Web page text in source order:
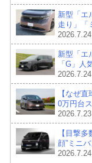
新型「エ
走り」「
2026.7.24
新型「エ
「G」人
2026.7.24
【なぜ
0万円台
2026.7.23
【目撃
顔”ミニ
2026.7.24